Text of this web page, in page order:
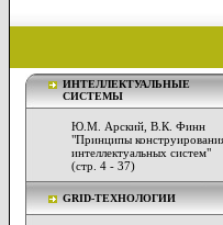
ИНТЕЛЛЕКТУАЛЬНЫЕ
СИСТЕМЫ
Ю.М. Арский, В.К. Финн
"Принципы
интеллектуальных систем"
(стр. 4 - 37)
GRID-ТЕХНОЛОГИИ